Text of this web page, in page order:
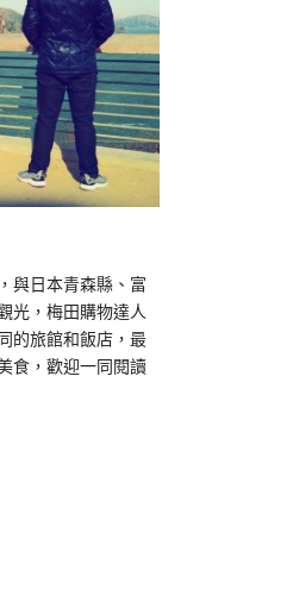
與日本青森縣、富
光，梅田購物達人
的旅館和飯店，最
食，歡迎一同閱讀